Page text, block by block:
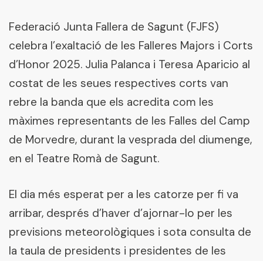
Federació Junta Fallera de Sagunt (FJFS)
celebra l’exaltació de les Falleres Majors i Corts
d’Honor 2025. Julia Palanca i Teresa Aparicio al
costat de les seues respectives corts van
rebre la banda que els acredita com les
màximes representants de les Falles del Camp
de Morvedre, durant la vesprada del diumenge,
en el Teatre Romà de Sagunt.
El dia més esperat per a les catorze per fi va
arribar, després d’haver d’ajornar-lo per les
previsions meteorològiques i sota consulta de
la taula de presidents i presidentes de les